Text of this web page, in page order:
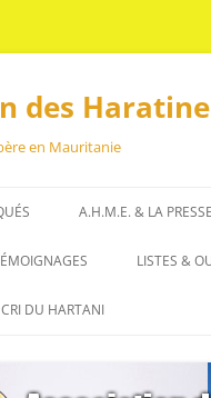
des
en Mauritanie
A.H.M.E. & LA PRESSE
LISTES &
CRI DU HARTANI